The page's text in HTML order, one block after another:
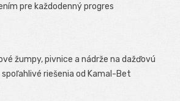
pre každodenný progres
žumpy, pivnice a nádrže na dažďovú
spoľahlivé riešenia od Kamal-Bet